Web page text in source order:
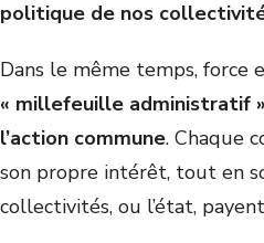
politique de nos
Dans le même temps, force
« millefeuille administratif
l’action commune. Chaque
son propre intérêt, tout en
collectivités, ou l’état,